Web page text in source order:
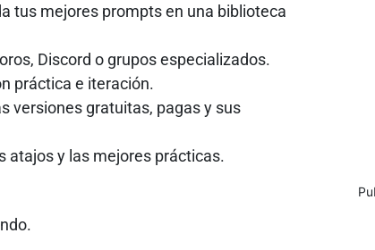
tus mejores prompts en una biblioteca
Discord o grupos especializados.
práctica e iteración.
versiones gratuitas, pagas y sus
atajos y las mejores prácticas.